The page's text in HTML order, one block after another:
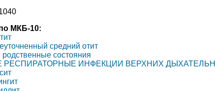
МКБ-10:
средний отит
состояния
РЕСПИРАТОРНЫЕ ИНФЕКЦИИ ВЕРХНИХ